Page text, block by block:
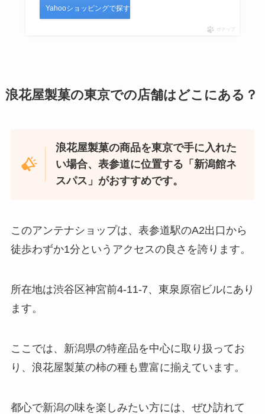
Yahooショッピングで探す
ポチップ
浪花屋製菓の東京での店舗はどこにある？
浪花屋製菓の商品を東京で手に入れた
い場合、表参道に位置する「新潟館ネ
スパス」がおすすめです。
このアンテナショップは、表参道駅のA2出口から
徒歩わずか1分というアクセスの良さを誇ります。
所在地は渋谷区神宮前4-11-7、東泉原宿ビルにあり
ます。
ここでは、新潟県の特産品を中心に取り扱ってお
り、浪花屋製菓の柿の種も豊富に揃えています。
都心で新潟の味を楽しみたい方には、ぜひ訪れて